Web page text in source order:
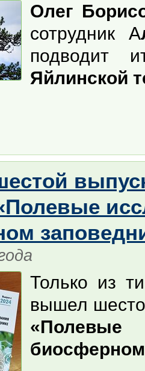
Олег
сотрудник А
подводит
Яйлинской
Только из
вышел